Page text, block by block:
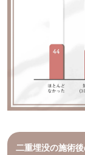
二重埋没の施術